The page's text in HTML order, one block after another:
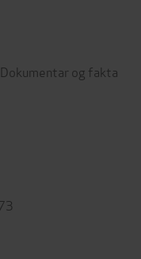
Dokumentar og fakta